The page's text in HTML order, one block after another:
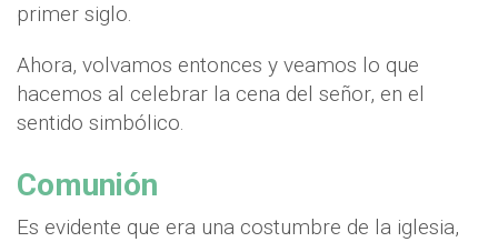
primer siglo.
Ahora, volvamos entonces y veamos lo que
hacemos al celebrar la cena del señor, en el
sentido simbólico.
Comunión
Es evidente que era una costumbre de la iglesia,